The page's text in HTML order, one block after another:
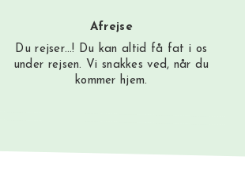
Afrejse
Du rejser…! Du kan altid få fat i os
under rejsen. Vi snakkes ved, når du
kommer hjem.